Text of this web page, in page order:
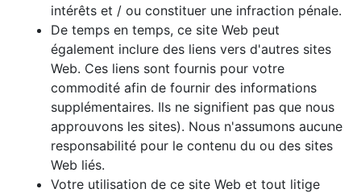
intérêts et / ou constituer une infraction pénale.
De temps en temps, ce site Web peut
également inclure des liens vers d'autres sites
Web. Ces liens sont fournis pour votre
commodité afin de fournir des informations
supplémentaires. Ils ne signifient pas que nous
approuvons les sites). Nous n'assumons aucune
responsabilité pour le contenu du ou des sites
Web liés.
Votre utilisation de ce site Web et tout litige